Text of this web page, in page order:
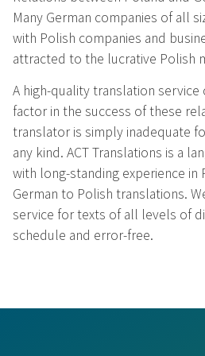
Many German companies of all
with Polish companies and
attracted to the lucrative Polish
A high-quality translation service
factor in the success of these
translator is simply inadequate
any kind. ACT Translations is a
with long-standing experience in
German to Polish translations.
service for texts of all levels of
schedule and error-free.